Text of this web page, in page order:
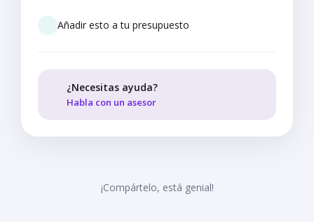
Añadir esto a tu presupuesto
¿Necesitas ayuda?
Habla con un asesor
¡Compártelo, está genial!